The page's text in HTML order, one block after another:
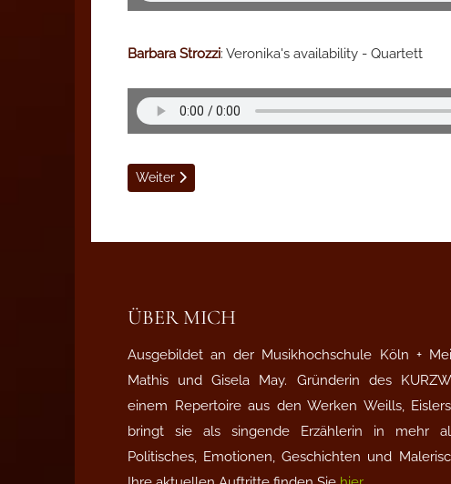
Barbara Strozzi: Veronika's availability - Quartett
Nächster Beitrag: Werbung
Weiter
ÜBER MICH
Ausgebildet an der Musikhochschule Köln +
Mathis und Gisela May. Gründerin des
einem Repertoire aus den Werken Weills,
bringt sie als singende Erzählerin in mehr
Politisches, Emotionen, Geschichten und